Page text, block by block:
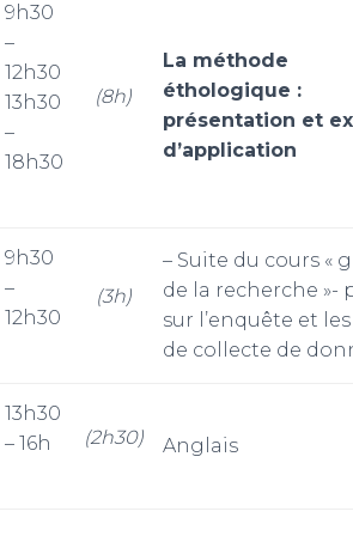
9h30
–
12h30
13h30
–
18h30
(8h)
La méthode
éthologique :
présentation et
d’application
9h30
–
12h30
(3h)
– Suite du cours «
de la recherche »-
sur l’enquête et
de collecte de
13h30
– 16h
(2h30) Anglais